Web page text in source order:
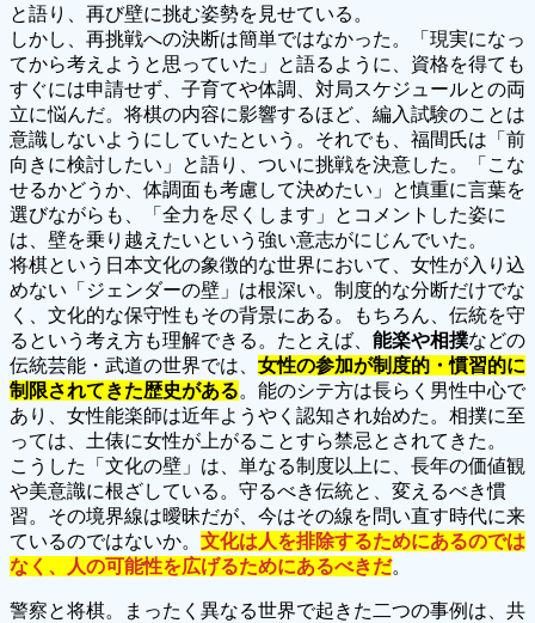
と語り、再び壁に挑む姿勢を見せている。
しかし、再挑戦への決断は簡単ではなかった。「現実になっ
てから考えようと思っていた」と語るように、資格を得ても
すぐには申請せず、子育てや体調、対局スケジュールとの両
立に悩んだ。将棋の内容に影響するほど、編入試験のことは
意識しないようにしていたという。それでも、福間氏は「前
向きに検討したい」と語り、ついに挑戦を決意した。「こな
せるかどうか、体調面も考慮して決めたい」と慎重に言葉を
選びながらも、「全力を尽くします」とコメントした姿に
は、壁を乗り越えたいという強い意志がにじんでいた。
将棋という日本文化の象徴的な世界において、女性が入り込
めない「ジェンダーの壁」は根深い。制度的な分断だけでな
く、文化的な保守性もその背景にある。もちろん、伝統を守
るという考え方も理解できる。たとえば、 能楽や相撲などの
伝統芸能・武道の世界では、 女性の参加が制度的・慣習的に
制限されてきた歴史がある。能のシテ方は長らく男性中心で
あり、女性能楽師は近年ようやく認知され始めた。相撲に至
っては、土俵に女性が上がることすら禁忌とされてきた。
こうした「文化の壁」は、単なる制度以上に、長年の価値観
や美意識に根ざしている。守るべき伝統と、変えるべき慣
習。その境界線は曖昧だが、今はその線を問い直す時代に来
ているのではないか。 文化は人を排除するためにあるのでは
なく、人の可能性を広げるためにあるべきだ。
警察と将棋。まったく異なる世界で起きた二つの事例は、共